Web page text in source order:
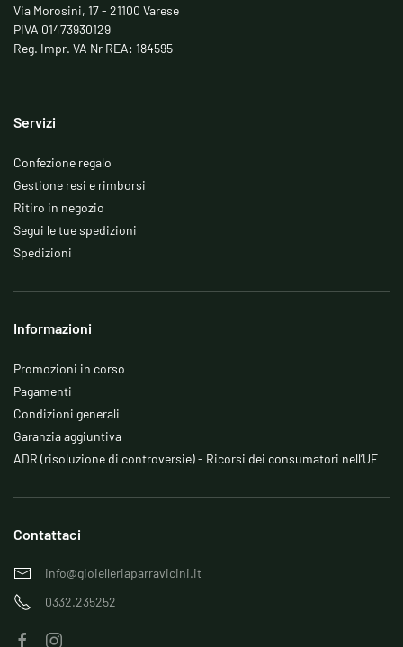
Via Morosini, 17 - 21100 Varese
PIVA 01473930129
Reg. Impr. VA Nr REA: 184595
Servizi
Confezione regalo
Gestione resi e rimborsi
Ritiro in negozio
Segui le tue spedizioni
Spedizioni
Informazioni
Promozioni in corso
Pagamenti
Condizioni generali
Garanzia aggiuntiva
ADR (risoluzione di controversie) - Ricorsi dei consumatori nell’UE
Contattaci
info@gioielleriaparravicini.it
0332.235252